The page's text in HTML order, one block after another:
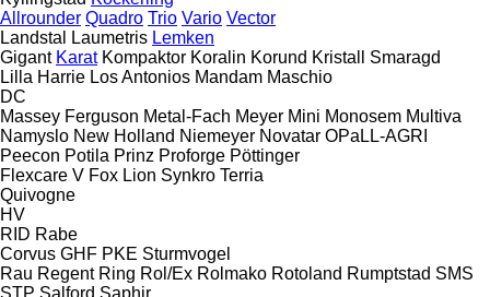
Allrounder Quadro Trio Vario Vector
Landstal
Laumetris Lemken
Gigant Karat Kompaktor Koralin Korund Kristall
Smaragd
Lilla Harrie Los Antonios Mandam Maschio
DC
Massey Ferguson Metal-Fach Meyer Mini Monosem Multiva
Namyslo New Holland Niemeyer Novatar OPaLL-AGRI
Peecon Potila Prinz Proforge Pöttinger
Flexcare V Fox Lion Synkro Terria
Quivogne
HV
RID Rabe
Corvus GHF PKE Sturmvogel
Rau Regent Ring Rol/Ex Rolmako Rotoland Rumptstad SMS
STP Salford Saphir